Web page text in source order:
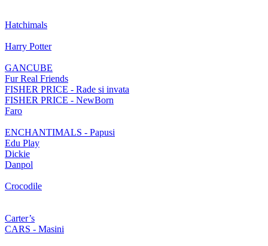
Hatchimals
Harry Potter
GANCUBE
Fur Real Friends
FISHER PRICE - Rade si invata
FISHER PRICE - NewBorn
Faro
ENCHANTIMALS - Papusi
Edu Play
Dickie
Danpol
Crocodile
Carter’s
CARS - Masini